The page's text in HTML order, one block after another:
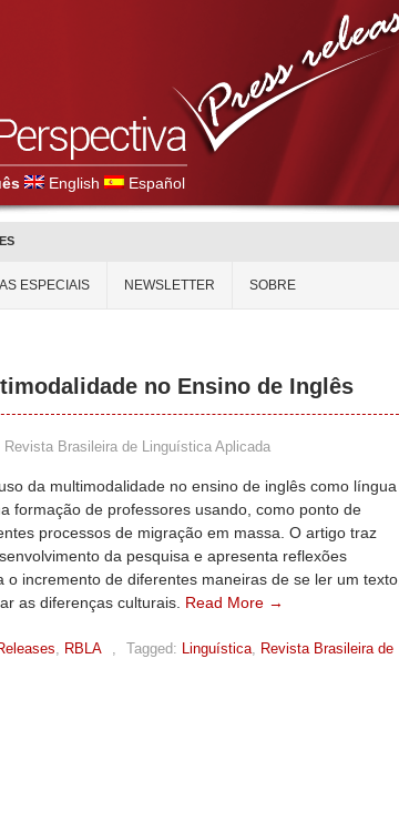
English Español
ESPECIAIS NEWSLETTER SOBRE
no Ensino de Inglês
Revista Brasileira de Linguística Aplicada
da multimodalidade no ensino de inglês como língua
formação de professores usando, como ponto de
processos de migração em massa. O artigo traz
da pesquisa e apresenta reflexões
o incremento de diferentes maneiras de se ler um texto,
as diferenças culturais. Read More →
, RBLA , Tagged: Linguística, Revista Brasileira de